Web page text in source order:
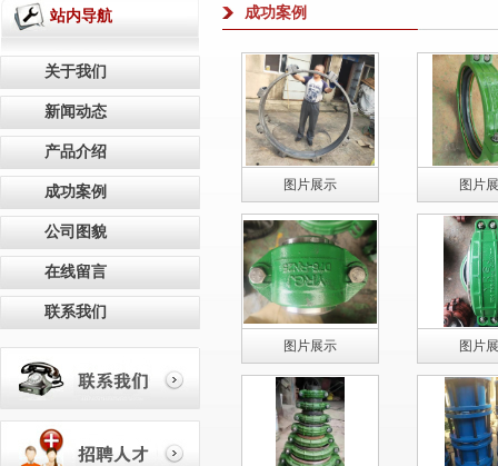
站内导航
关于我们
新闻动态
产品介绍
成功案例
公司图貌
在线留言
联系我们
成功案例
图片展示 图片
图片展示 图片